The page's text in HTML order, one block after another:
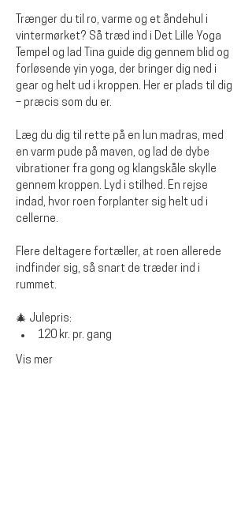
Trænger du til ro, varme og et åndehul i
vintermørket? Så træd ind i Det Lille Yoga
Tempel og lad Tina guide dig gennem blid og
forløsende yin yoga, der bringer dig ned i
gear og helt ud i kroppen. Her er plads til dig
– præcis som du er.
Læg du dig til rette på en lun madras, med
en varm pude på maven, og lad de dybe
vibrationer fra gong og klangskåle skylle
gennem kroppen. Lyd i stilhed. En rejse
indad, hvor roen forplanter sig helt ud i
cellerne.
Flere deltagere fortæller, at roen allerede
indfinder sig, så snart de træder ind i
rummet.
🎄 Julepris:
120 kr. pr. gang
Vis mer